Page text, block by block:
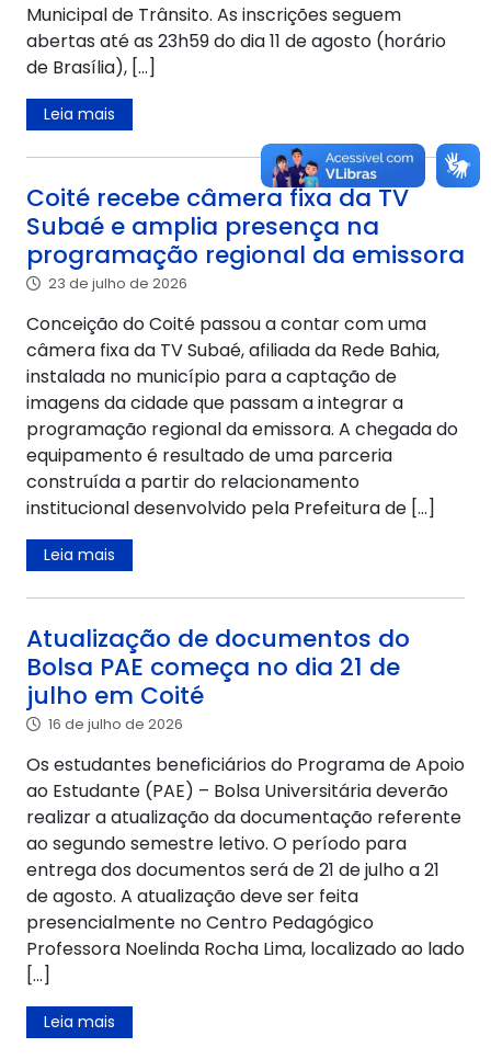
Municipal de Trânsito. As inscrições seguem
abertas até as 23h59 do dia 11 de agosto (horário
de Brasília), […]
Leia mais
Coité recebe câmera fixa da TV
Subaé e amplia presença na
programação regional da emissora
23 de julho de 2026
Conceição do Coité passou a contar com uma
câmera fixa da TV Subaé, afiliada da Rede Bahia,
instalada no município para a captação de
imagens da cidade que passam a integrar a
programação regional da emissora. A chegada do
equipamento é resultado de uma parceria
construída a partir do relacionamento
institucional desenvolvido pela Prefeitura de […]
Leia mais
Atualização de documentos do
Bolsa PAE começa no dia 21 de
julho em Coité
16 de julho de 2026
Os estudantes beneficiários do Programa de Apoio
ao Estudante (PAE) – Bolsa Universitária deverão
realizar a atualização da documentação referente
ao segundo semestre letivo. O período para
entrega dos documentos será de 21 de julho a 21
de agosto. A atualização deve ser feita
presencialmente no Centro Pedagógico
Professora Noelinda Rocha Lima, localizado ao lado
[…]
Leia mais